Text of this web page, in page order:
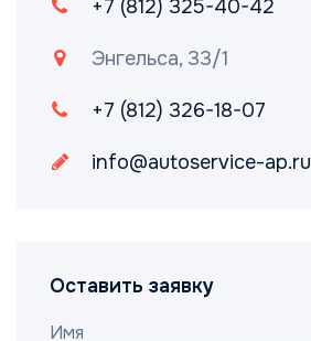
+7 (812) 325-40-42
Энгельса, 33/1
+7 (812) 326-18-07
info@autoservice-ap.ru
Оставить заявку